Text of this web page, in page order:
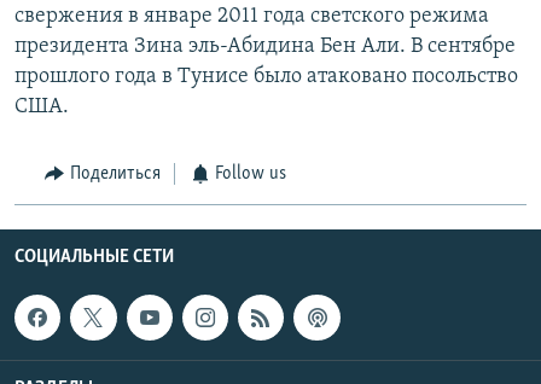
свержения в январе 2011 года светского режима
президента Зина эль-Абидина Бен Али. В сентябре
прошлого года в Тунисе было атаковано посольство
США.
Поделиться Follow us
СОЦИАЛЬНЫЕ СЕТИ